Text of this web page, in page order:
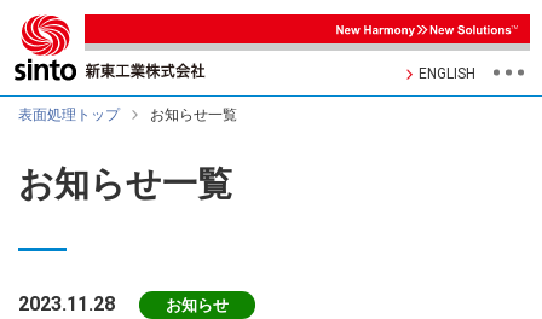
ENGLISH
表面処理トップ お知らせ一覧
お知らせ一覧
2023.11.28 お知らせ